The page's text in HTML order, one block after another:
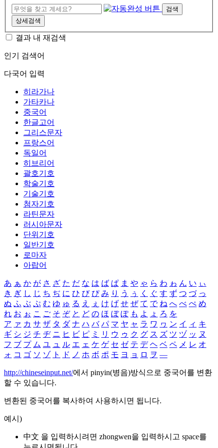
검색
상세검색
결과 내 재검색
인기 검색어
다국어 입력
히라가나
가타카나
중국어
한글고어
그리스문자
프랑스어
독일어
히브리어
괄호기호
학술기호
기술기호
첨자기호
라틴문자
러시아문자
단위기호
일반기호
로마자
아랍어
あ ぁ か が さ ざ た だ な は ば ぱ ま や ゃ ら わ ゎ ん い ぃ
き ぎ し じ ち ぢ に ひ び ぴ み り う ぅ く ぐ す ず つ づ っ
ぬ ふ ぶ ぷ む ゆ ゅ る え ぇ け げ せ ぜ て で ね へ べ ぺ め
れ お ぉ こ ご そ ぞ と ど の ほ ぼ ぽ も よ ょ ろ を
ア ァ カ サ ザ タ ダ ナ ハ バ パ マ ヤ ャ ラ ワ ヮ ン イ ィ キ
ギ シ ジ チ ヂ ニ ヒ ビ ピ ミ リ ウ ゥ ク グ ス ズ ツ ヅ ッ ヌ
フ ブ プ ム ユ ュ ル エ ェ ケ ゲ セ ゼ テ デ ヘ ベ ペ メ レ オ
ォ コ ゴ ソ ゾ ト ド ノ ホ ボ ポ モ ヨ ョ ロ ヲ ―
http://chineseinput.net/에서 pinyin(병음)방식으로 중국어를 변환
할 수 있습니다.
변환된 중국어를 복사하여 사용하시면 됩니다.
예시)
中文 을 입력하시려면 zhongwen을 입력하시고 space를